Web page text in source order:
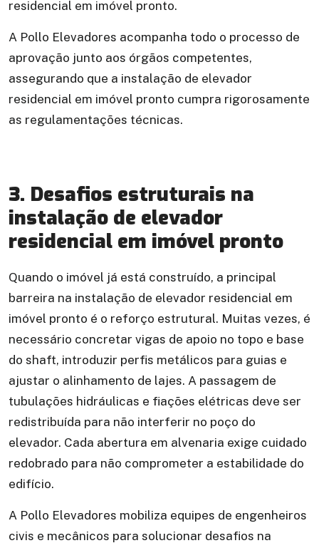
residencial em imóvel pronto.
A Pollo Elevadores acompanha todo o processo de
aprovação junto aos órgãos competentes,
assegurando que a instalação de elevador
residencial em imóvel pronto cumpra rigorosamente
as regulamentações técnicas.
3. Desafios estruturais na
instalação de elevador
residencial em imóvel pronto
Quando o imóvel já está construído, a principal
barreira na instalação de elevador residencial em
imóvel pronto é o reforço estrutural. Muitas vezes, é
necessário concretar vigas de apoio no topo e base
do shaft, introduzir perfis metálicos para guias e
ajustar o alinhamento de lajes. A passagem de
tubulações hidráulicas e fiações elétricas deve ser
redistribuída para não interferir no poço do
elevador. Cada abertura em alvenaria exige cuidado
redobrado para não comprometer a estabilidade do
edifício.
A Pollo Elevadores mobiliza equipes de engenheiros
civis e mecânicos para solucionar desafios na